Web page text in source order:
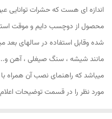
اندازه ای هست که حشرات توانایی
محصول از دوچسب دایم و موقت
شده وقابل استفاده در سالهای
مانند شیشه ، سنگ صیغلی ، آهن
میباشد که راهنمای نصب آن همراه
مورد نظر را در قسمت توضیحات اعلام